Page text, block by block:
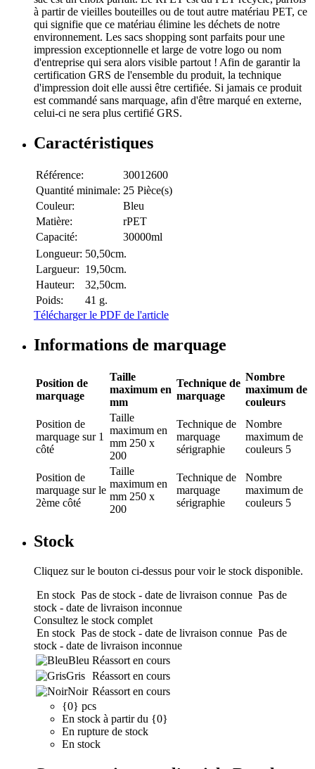
à partir de vieilles bouteilles ou de tout autre matériau PET, ce
qui signifie que ce matériau élimine les déchets de notre
environnement. Les sacs shopping sont parfaits pour une
impression exceptionnelle et large de votre logo ou nom
d'entreprise qui sera alors visible partout ! Afin de garantir la
certification GRS de l'ensemble du produit, la technique
d'impression doit elle aussi être certifiée. Si jamais ce produit
est commandé sans marquage, afin d'être marqué en externe,
celui-ci ne sera plus certifié GRS.
Caractéristiques
Référence:
30012600
Quantité minimale: 25 Pièce(s)
Couleur:
Bleu
Matière:
rPET
Capacité:
30000ml
Longueur: 50,50cm.
Largueur: 19,50cm.
Hauteur:
32,50cm.
Poids:
41 g.
Télécharger le PDF de l'article
Informations de marquage
Position de
marquage
Taille
maximum en
mm
Technique de
marquage
Nombre
maximum de
couleurs
Position de
marquage sur 1
côté
Taille
maximum en
mm 250 x
200
Technique de
marquage
sérigraphie
Nombre
maximum de
couleurs 5
Position de
marquage sur le
2ème côté
Taille
maximum en
mm 250 x
200
Technique de
marquage
sérigraphie
Nombre
maximum de
couleurs 5
Stock
Cliquez sur le bouton ci-dessus pour voir le stock disponible.
En stock Pas de stock - date de livraison connue Pas de
stock - date de livraison inconnue
Consultez le stock complet
En stock Pas de stock - date de livraison connue Pas de
stock - date de livraison inconnue
Bleu Réassort en cours
Gris Réassort en cours
Noir Réassort en cours
{0} pcs
En stock à partir du {0}
En rupture de stock
En stock